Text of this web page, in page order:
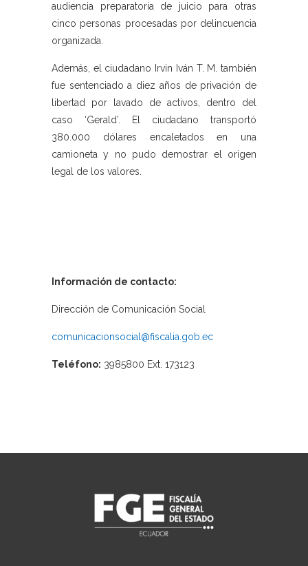
audiencia preparatoria de juicio para otras
cinco personas procesadas por delincuencia
organizada.
Además, el ciudadano Irvin Iván T. M. también
fue sentenciado a diez años de privación de
libertad por lavado de activos, dentro del
caso ‘Gerald’. El ciudadano transportó
380.000 dólares encaletados en una
camioneta y no pudo demostrar el origen
legal de los valores.
Información de contacto:
Dirección de Comunicación Social
comunicacionsocial@fiscalia.gob.ec
Teléfono: 3985800 Ext. 173123